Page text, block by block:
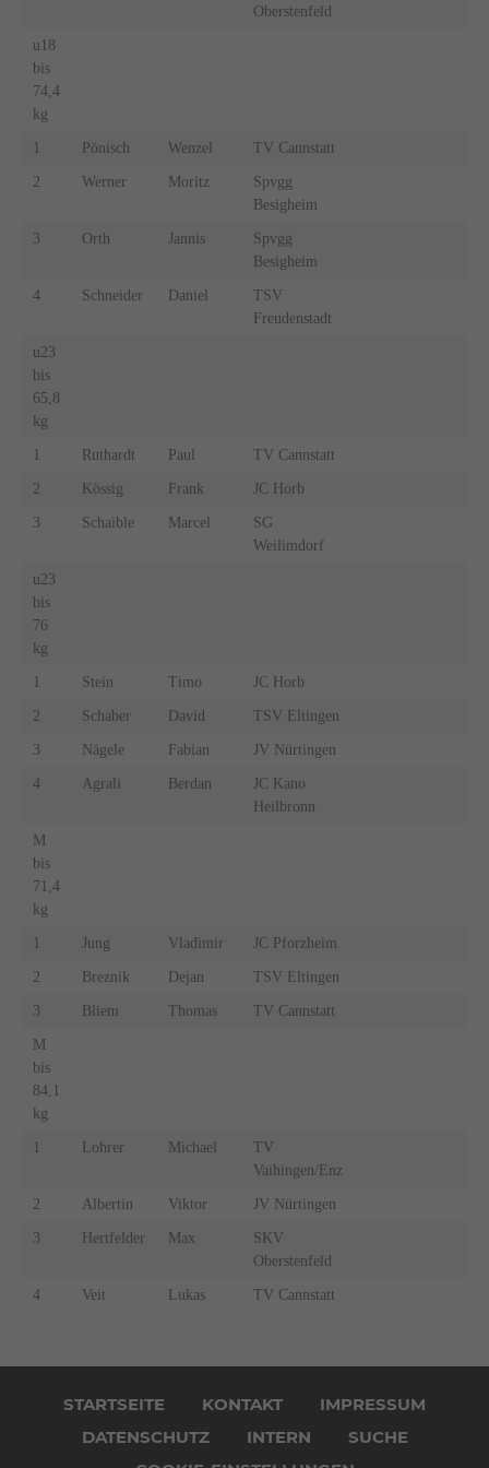
Oberstenfeld
u18
bis
74,4
kg
1 Pönisch Wenzel TV Cannstatt
2 Werner Moritz
Spvgg
Besigheim
3 Orth Jannis
Spvgg
Besigheim
4 Schneider Daniel
TSV
Freudenstadt
u23
bis
65,8
kg
1 Ruthardt Paul TV Cannstatt
2 Kössig Frank JC Horb
3 Schaible Marcel
SG
Weilimdorf
u23
bis
76
kg
1 Stein Timo JC Horb
2 Schaber David TSV Eltingen
3 Nägele Fabian JV Nürtingen
4 Agrali Berdan
JC Kano
Heilbronn
M
bis
71,4
kg
1 Jung Vladimir JC Pforzheim
2 Breznik Dejan TSV Eltingen
3 Bliem Thomas TV Cannstatt
M
bis
84,1
kg
1 Lohrer Michael
TV
Vaihingen/Enz
2 Albertin Viktor JV Nürtingen
3 Hertfelder Max
SKV
Oberstenfeld
4 Veit Lukas TV Cannstatt
überspringenSTARTSEITE KONTAKT
IMPRESSUM
DATENSCHUTZ
INTERN
SUCHE